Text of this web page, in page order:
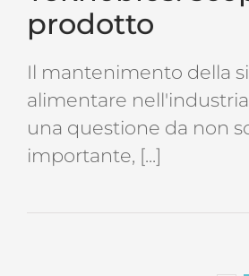
prodotto
Il mantenimento della
alimentare
una questione da non
importante, [...]